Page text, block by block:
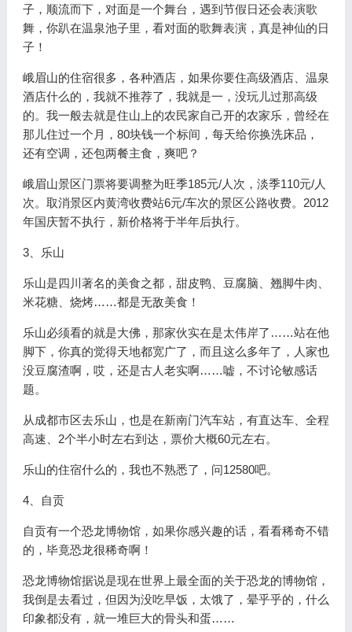
子，顺流而下，对面是一个舞台，遇到节假日还会表演歌
舞，你趴在温泉池子里，看对面的歌舞表演，真是神仙的日
子！
峨眉山的住宿很多，各种酒店，如果你要住高级酒店、温泉
酒店什么的，我就不推荐了，我就是一，没玩儿过那高级
的。我一般去就是住山上的农民家自己开的农家乐，曾经在
那儿住过一个月，80块钱一个标间，每天给你换洗床品，
还有空调，还包两餐主食，爽吧？
峨眉山景区门票将要调整为旺季185元/人次，淡季110元/人
次。取消景区内黄湾收费站6元/车次的景区公路收费。2012
年国庆暂不执行，新价格将于半年后执行。
3、乐山
乐山是四川著名的美食之都，甜皮鸭、豆腐脑、翘脚牛肉、
米花糖、烧烤……都是无敌美食！
乐山必须看的就是大佛，那家伙实在是太伟岸了……站在他
脚下，你真的觉得天地都宽广了，而且这么多年了，人家也
没豆腐渣啊，哎，还是古人老实啊……嘘，不讨论敏感话
题。
从成都市区去乐山，也是在新南门汽车站，有直达车、全程
高速、2个半小时左右到达，票价大概60元左右。
乐山的住宿什么的，我也不熟悉了，问12580吧。
4、自贡
自贡有一个恐龙博物馆，如果你感兴趣的话，看看稀奇不错
的，毕竟恐龙很稀奇啊！
恐龙博物馆据说是现在世界上最全面的关于恐龙的博物馆，
我倒是去看过，但因为没吃早饭，太饿了，晕乎乎的，什么
印象都没有，就一堆巨大的骨头和蛋……